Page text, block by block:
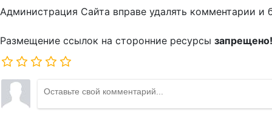
Администрация Сайта вправе удалять комментарии и
Размещение ссылок на сторонние ресурсы запрещено!